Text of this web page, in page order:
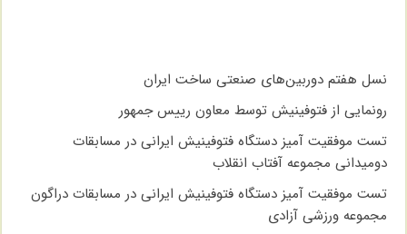
نسل هفتم دوربین‌های صنعتی ساخت ایران
رونمایی از فتوفینیش توسط معاون رییس جمهور
تست موفقیت آمیز دستگاه فتوفینیش ایرانی در مسابقات
دومیدانی مجموعه آفتاب انقلاب
تست موفقیت آمیز دستگاه فتوفینیش ایرانی در مسابقات دراگون
مجموعه ورزشی آزادی